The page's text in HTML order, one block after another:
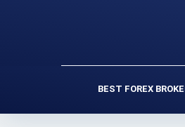
BEST FOREX